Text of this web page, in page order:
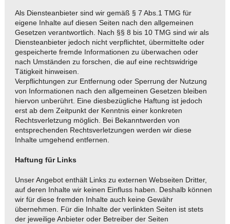
Als Diensteanbieter sind wir gemäß § 7 Abs.1 TMG für
eigene Inhalte auf diesen Seiten nach den allgemeinen
Gesetzen verantwortlich. Nach §§ 8 bis 10 TMG sind wir als
Diensteanbieter jedoch nicht verpflichtet, übermittelte oder
gespeicherte fremde Informationen zu überwachen oder
nach Umständen zu forschen, die auf eine rechtswidrige
Tätigkeit hinweisen.
Verpflichtungen zur Entfernung oder Sperrung der Nutzung
von Informationen nach den allgemeinen Gesetzen bleiben
hiervon unberührt. Eine diesbezügliche Haftung ist jedoch
erst ab dem Zeitpunkt der Kenntnis einer konkreten
Rechtsverletzung möglich. Bei Bekanntwerden von
entsprechenden Rechtsverletzungen werden wir diese
Inhalte umgehend entfernen.
Haftung für Links
Unser Angebot enthält Links zu externen Webseiten Dritter,
auf deren Inhalte wir keinen Einfluss haben. Deshalb können
wir für diese fremden Inhalte auch keine Gewähr
übernehmen. Für die Inhalte der verlinkten Seiten ist stets
der jeweilige Anbieter oder Betreiber der Seiten